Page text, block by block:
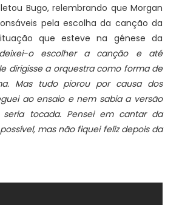
Bugo, relembrando que Morgan
pela escolha da canção da
que esteve na génese da
o escolher a canção e até
dirigisse a orquestra como forma de
Mas tudo piorou por causa dos
ao ensaio e nem sabia a versão
tocada. Pensei em cantar da
mas não fiquei feliz depois da